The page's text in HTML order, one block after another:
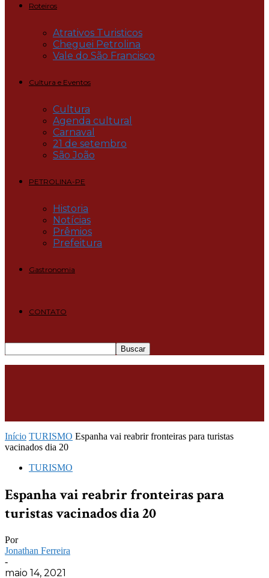
Roteiros
Atrativos Turisticos
Cheguei Petrolina
Vale do São Francisco
Cultura e Eventos
Cultura
Agenda cultural
Carnaval
21 de setembro
São João
PETROLINA-PE
Historia
Notícias
Prêmios
Prefeitura
Gastronomia
CONTATO
Início TURISMO Espanha vai reabrir fronteiras para turistas
vacinados dia 20
TURISMO
Espanha vai reabrir fronteiras para
turistas vacinados dia 20
Por
Jonathan Ferreira
-
maio 14, 2021